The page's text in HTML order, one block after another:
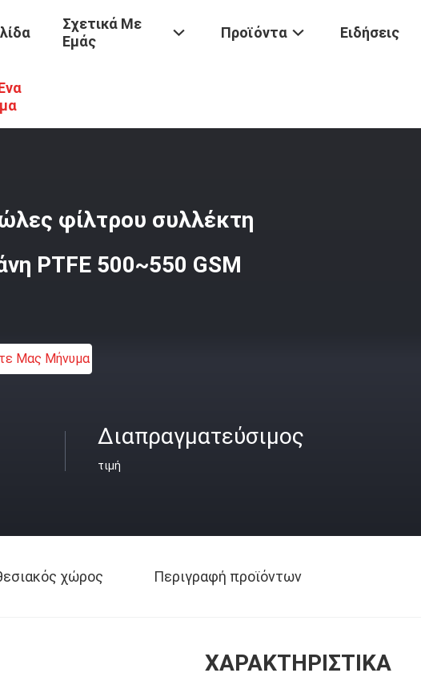
Σχετικά Με
Εμάς
Προϊόντα Ειδήσεις
Φίλτρου Συλλογής Σκόνης
φίλτρου συλλέκτη
PTFE 500~550 GSM
Μας Μήνυμα
Διαπραγματεύσιμος
τιμή
χώρος Περιγραφή προϊόντων
ΧΑΡΑΚΤΗΡΙΣΤΙΚΆ